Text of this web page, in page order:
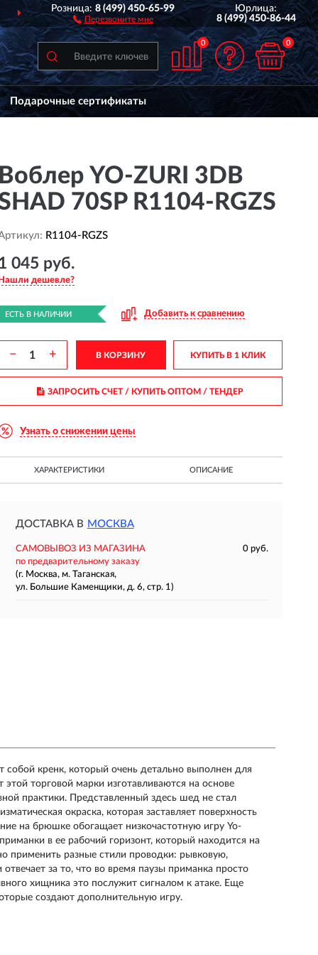
ДОСТАВИМ ПО ВСЕЙ РОССИИ
Розница:8 (499) 450-65-99
Перезвоните мне
Юрлица:
8 (499) 450-86-44
0 0
Подарочные сертификаты
Воблер YO-ZURI 3DB
70SP R1104-RGZS
R1104-RGZS
045 руб.
Нашли дешевле?
ЕСТЬ В НАЛИЧИИ Добавить к сравнению
− + В КОРЗИНУ КУПИТЬ В 1 КЛИК
ЗАПРОСИТЬ СЧЕТ / КУПИТЬ ОПТОМ/ ТЕНДЕР
Узнать о снижении цены
ХАРАКТЕРИСТИКИ ОПИСАНИЕ
ДОСТАВКА В МОСКВА
САМОВЫВОЗ ИЗ МАГАЗИНА
0 руб.
по предварительному заказу
(г. Москва, м. Таганская,
ул. Большие Каменщики, д. 6, стр. 1)
собой кренк, который очень детально выполнен для
торговой марки изготавливаются на основе
практики. Представленный здесь шед не стал
окраска, которая заставляет поверхность
на брюшке обогащает низкочастотную игру Yo-
в ее рабочий горизонт, который находится на
применить разные стили проводки: рывковую,
за то, что во время паузы приманка просто
хищника это послужит сигналом к атаке. Еще
создают дополнительную игру.